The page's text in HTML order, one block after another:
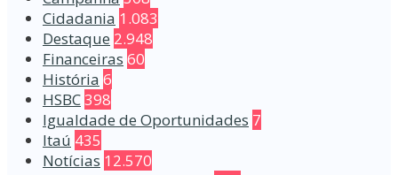
Cidadania 1.083
Destaque 2.948
Financeiras 60
História 6
HSBC398
Igualdade de Oportunidades 7
Itaú 435
Notícias 12.570